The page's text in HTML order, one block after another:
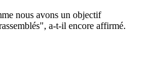
nous avons un objectif
a-t-il encore affirmé.